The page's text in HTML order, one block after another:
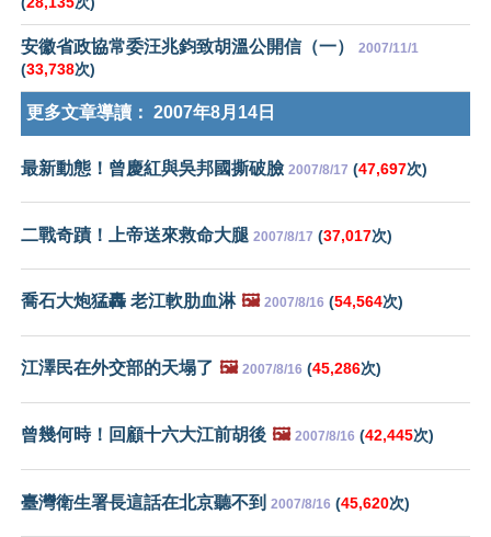
安徽省政協常委汪兆鈞致胡溫公開信（一） 2007/11/1
(33,738次)
更多文章導讀： 2007年8月14日
最新動態！曾慶紅與吳邦國撕破臉 2007/8/17 (47,697次)
二戰奇蹟！上帝送來救命大腿 2007/8/17 (37,017次)
喬石大炮猛轟 老江軟肋血淋 🖼️ 2007/8/16 (54,564次)
江澤民在外交部的天塌了 🖼️ 2007/8/16 (45,286次)
曾幾何時！回顧十六大江前胡後 🖼️ 2007/8/16 (42,445次)
臺灣衛生署長這話在北京聽不到 2007/8/16 (45,620次)